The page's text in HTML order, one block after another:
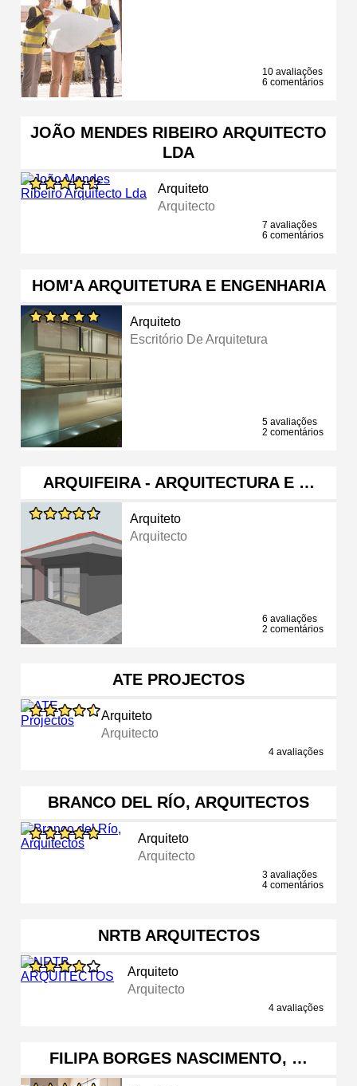
10 avaliações
6 comentários
JOÃO MENDES RIBEIRO ARQUITECTO
LDA
Arquiteto
Arquitecto
7 avaliações
6 comentários
HOM'A ARQUITETURA E ENGENHARIA
Arquiteto
Escritório De Arquitetura
5 avaliações
2 comentários
ARQUIFEIRA - ARQUITECTURA E …
Arquiteto
Arquitecto
6 avaliações
2 comentários
ATE PROJECTOS
Arquiteto
Arquitecto
4 avaliações
BRANCO DEL RÍO, ARQUITECTOS
Arquiteto
Arquitecto
3 avaliações
4 comentários
NRTB ARQUITECTOS
Arquiteto
Arquitecto
4 avaliações
FILIPA BORGES NASCIMENTO, …